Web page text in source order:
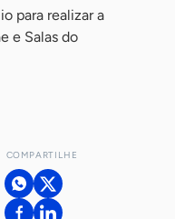
para realizar a
e Salas do
COMPARTILHE